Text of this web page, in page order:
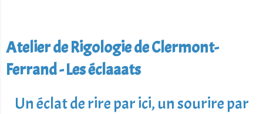
Atelier de Rigologie de Clermont-
Ferrand - Les éclaaats
Un éclat de rire par ici, un sourire par